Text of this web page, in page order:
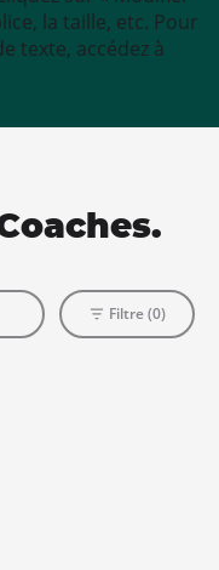
la taille, etc. Pour
texte, accédez à
Filtre (0)